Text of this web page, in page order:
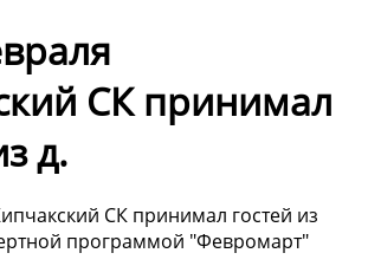
СК принимал
д.
СК принимал гостей из
программой "Февромарт"